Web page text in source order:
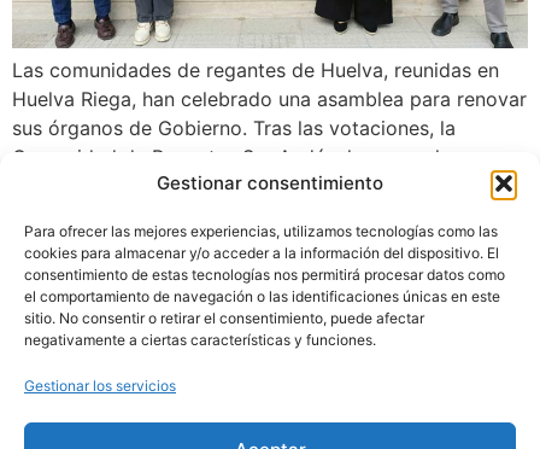
Gestionar consentimiento
Para ofrecer las mejores experiencias, utilizamos tecnologías como las
cookies para almacenar y/o acceder a la información del dispositivo. El
consentimiento de estas tecnologías nos permitirá procesar datos como
el comportamiento de navegación o las identificaciones únicas en este
sitio. No consentir o retirar el consentimiento, puede afectar
negativamente a ciertas características y funciones.
Gestionar los servicios
Las comunidades de regantes de Huelva, reunidas en
Huelva Riega, han celebrado una asamblea para renovar
sus órganos de Gobierno. Tras las votaciones, la
Comunidad de Regantes Sur Andévalo asume la
Presidencia, que recae en Fernando González. Además,
vicepresidencia primera; El Fresno, la vicepresidencia
segunda; y Chanza […]
←Anterior